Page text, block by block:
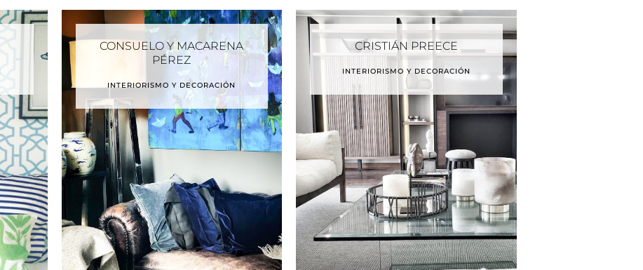
CONSUELO Y MACARENA
PÉREZ
INTERIORISMO Y DECORACIÓN
CRISTIÁN PREECE
INTERIORISMO Y DECORACIÓN